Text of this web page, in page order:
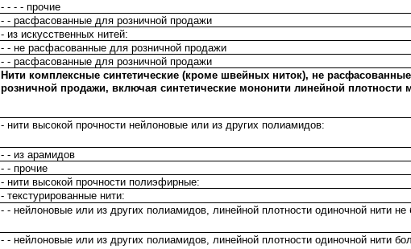
- - - - прочие
- - расфасованные для розничной продажи
- из искусственных нитей:
- - не расфасованные для розничной продажи
- - расфасованные для розничной продажи
Нити комплексные синтетические (кроме швейных ниток), не
розничной продажи, включая синтетические мононити линейной плотности
- нити высокой прочности нейлоновые или из других полиамидов:
- - из арамидов
- - прочие
- нити высокой прочности полиэфирные:
- текстурированные нити:
- - нейлоновые или из других полиамидов, линейной плотности одиночной нити не
- - нейлоновые или из других полиамидов, линейной плотности одиночной нити